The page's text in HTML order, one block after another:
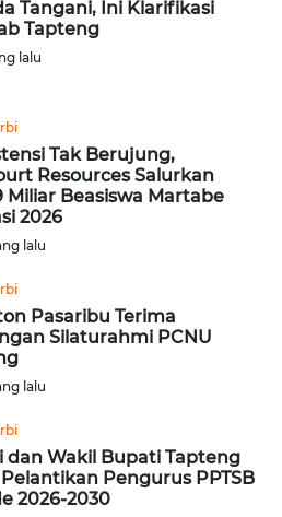
Tangani, Ini Klarifikasi
Tapteng
lalu
Tak Berujung,
Resources Salurkan
Miliar Beasiswa Martabe
2026
lalu
Pasaribu Terima
Silaturahmi PCNU
lalu
dan Wakil Bupati Tapteng
Pengurus PPTSB
2026-2030